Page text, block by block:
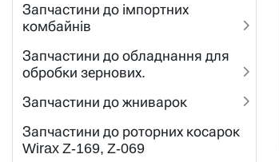
Запчастини до імпортних
комбайнів
Запчастини до обладнання для
обробки зернових.
Запчастини до жниварок
Запчастини до роторних косарок
Wirax Z-169, Z-069